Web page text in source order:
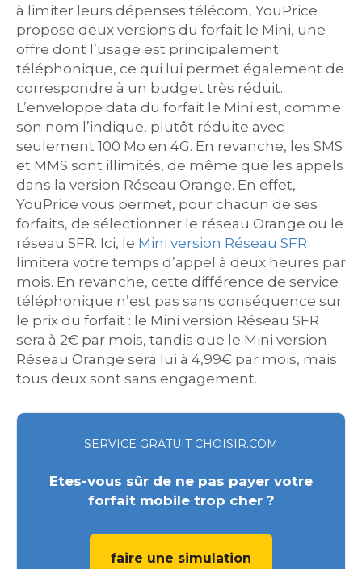
à limiter leurs dépenses télécom, YouPrice
propose deux versions du forfait le Mini, une
offre dont l’usage est principalement
téléphonique, ce qui lui permet également de
correspondre à un budget très réduit.
L’enveloppe data du forfait le Mini est, comme
son nom l’indique, plutôt réduite avec
seulement 100 Mo en 4G. En revanche, les SMS
et MMS sont illimités, de même que les appels
dans la version Réseau Orange. En effet,
YouPrice vous permet, pour chacun de ses
forfaits, de sélectionner le réseau Orange ou le
réseau SFR. Ici, le Mini version Réseau SFR
limitera votre temps d’appel à deux heures par
mois. En revanche, cette différence de service
téléphonique n’est pas sans conséquence sur
le prix du forfait : le Mini version Réseau SFR
sera à 2€ par mois, tandis que le Mini version
Réseau Orange sera lui à 4,99€ par mois, mais
tous deux sont sans engagement.
SERVICE GRATUIT CHOISIR.COM
Etes-vous sûr de ne pas payer votre
forfait mobile trop cher ?
faire une simulation